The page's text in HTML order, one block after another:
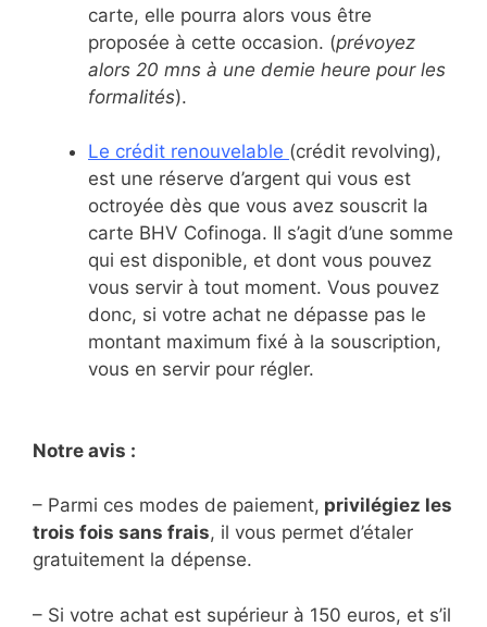
carte, elle pourra alors vous être
proposée à cette occasion. (prévoyez
alors 20 mns à une demie heure pour les
formalités).
Le crédit renouvelable (crédit revolving),
est une réserve d’argent qui vous est
octroyée dès que vous avez souscrit la
carte BHV Cofinoga. Il s’agit d’une somme
qui est disponible, et dont vous pouvez
vous servir à tout moment. Vous pouvez
donc, si votre achat ne dépasse pas le
montant maximum fixé à la souscription,
vous en servir pour régler.
Notre avis :
– Parmi ces modes de paiement, privilégiez les
trois fois sans frais, il vous permet d’étaler
gratuitement la dépense.
– Si votre achat est supérieur à 150 euros, et s’il